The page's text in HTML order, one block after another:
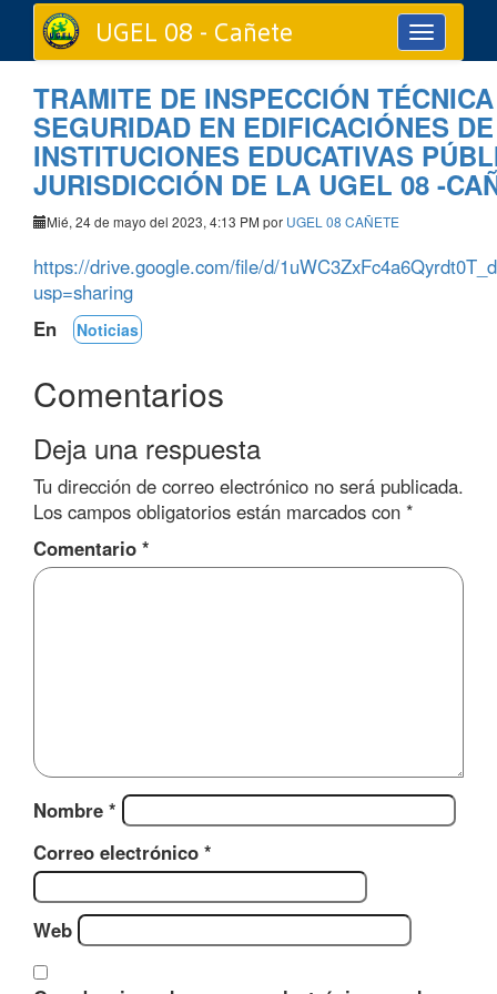
Toggle
navigation
UGEL 08 - Cañete
TRAMITE DE INSPECCIÓN
SEGURIDAD EN EDIFICACIÓNES
INSTITUCIONES EDUCATIVAS
JURISDICCIÓN DE LA UGEL 08 -
Mié, 24 de mayo del 2023, 4:13 PM por UGEL 08 CAÑETE
https://drive.google.com/file/d/
usp=sharing
En
Noticias
Comentarios
Deja una respuesta
Tu dirección de correo electrónico no será publicada.
Los campos obligatorios están marcados con *
Comentario *
Nombre *
Correo electrónico *
Web